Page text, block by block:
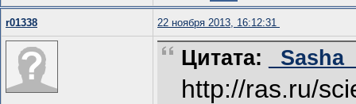
r01338 22 ноября 2013, 16:12:31
Цитата:
http://ras.ru/